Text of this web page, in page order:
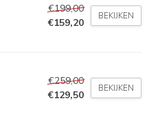
€199,00
€159,20
BEKIJKEN
€259,00
€129,50
BEKIJKEN